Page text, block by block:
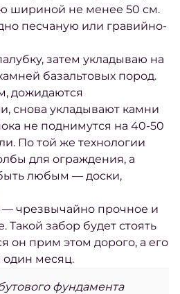
шириной не менее 50 см.
песчаную или гравийно-
затем укладываю на
базальтовых пород.
, дожидаются
снова укладывают камни
не поднимутся на 40-50
По той же технологии
для ограждения, а
любым — доски,
чрезвычайно прочное и
. Такой забор будет стоять
он прим этом дорого, а его
один месяц.
фундамента